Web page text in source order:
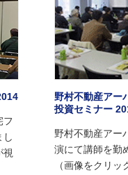
フ
し
視
野村不動産アー
投資セミナー
野村不動産アー
演にて講師を勤
（画像をクリ